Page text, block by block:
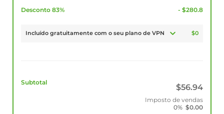
Desconto 83% - $280.8
Incluído gratuitamente com o seu plano de VPN $0
Subtotal
$56.94
Imposto de vendas
0% $0.00